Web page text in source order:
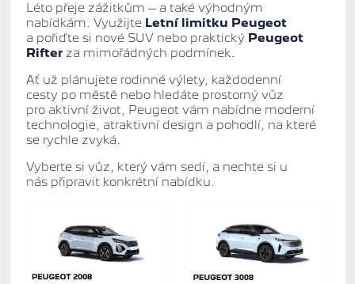
Léto přeje zážitkům – a také výhodným
nabídkám. Využijte Letní limitku Peugeot
a pořiďte si nové SUV nebo praktický Peugeot
Rifterza mimořádných podmínek.
Ať už plánujete rodinné výlety, každodenní
cesty po městě nebo hledáte prostorný vůz
pro aktivní život, Peugeot vám nabídne moderní
technologie, atraktivní design a pohodlí, na které
se rychle zvyká.
Vyberte si vůz, který vám sedí, a nechte si u
nás připravit konkrétní nabídku.